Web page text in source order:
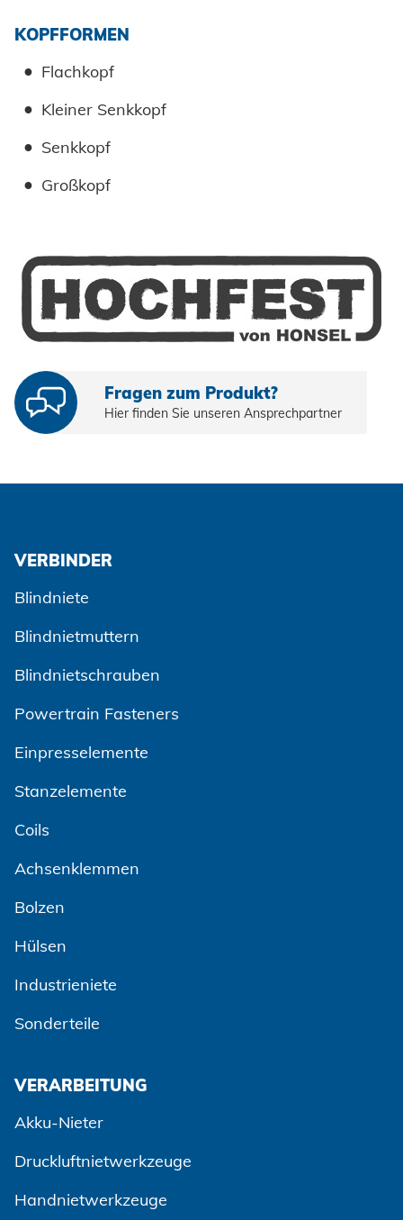
KOPFFORMEN
Flachkopf
Kleiner Senkkopf
Senkkopf
Großkopf
Fragen zum Produkt?
Hier finden Sie unseren Ansprechpartner
VERBINDER
Blindniete
Blindnietmuttern
Blindnietschrauben
Powertrain Fasteners
Einpresselemente
Stanzelemente
Coils
Achsenklemmen
Bolzen
Hülsen
Industrieniete
Sonderteile
VERARBEITUNG
Akku-Nieter
Druckluftnietwerkzeuge
Handnietwerkzeuge